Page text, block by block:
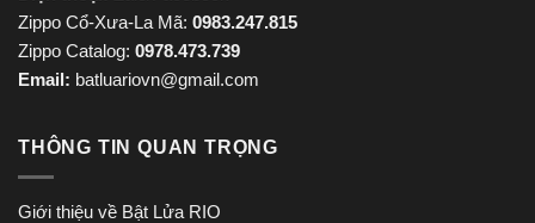
Zippo Cổ-Xưa-La Mã: 0983.247.815
Zippo Catalog: 0978.473.739
Email: batluariovn@gmail.com
THÔNG TIN QUAN TRỌNG
Giới thiệu về Bật Lửa RIO